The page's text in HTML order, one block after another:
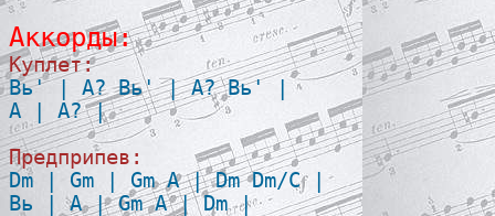
Аккорды:
Куплет:
Bь' | A? Bь' | A? Bь' |
A | A? |
Предприпев:
Dm | Gm | Gm A | Dm Dm/C |
Bь | A | Gm A | Dm |